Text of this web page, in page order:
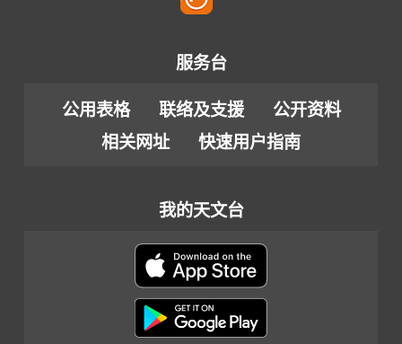
服务台
公用表格 联络及支援
公开资料
相关网址
快速用户指南
我的天文台